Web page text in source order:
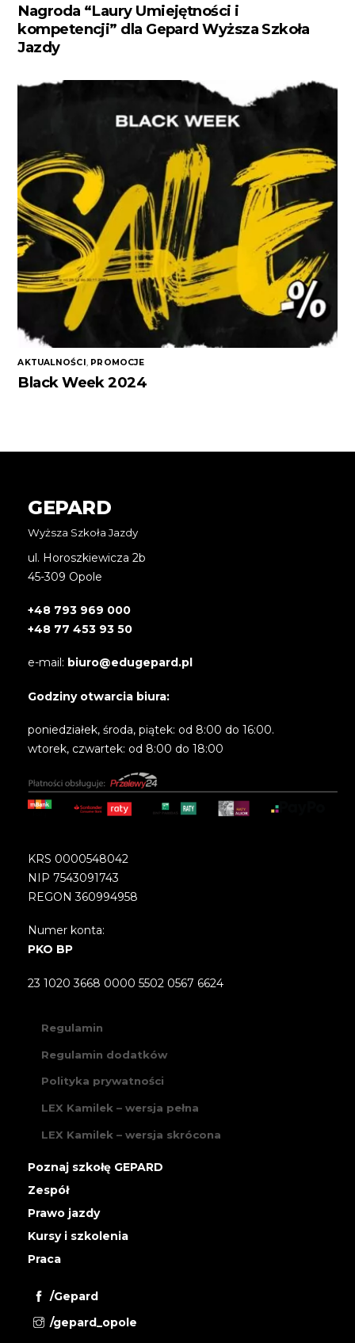
Nagroda “Laury Umiejętności i
kompetencji” dla Gepard Wyższa Szkoła
Jazdy
AKTUALNOŚCI, PROMOCJE
Black Week 2024
GEPARD
Wyższa Szkoła Jazdy
ul. Horoszkiewicza 2b
45-309 Opole
+48 793 969 000
+48 77 453 93 50
e-mail: biuro@edugepard.pl
Godziny otwarcia biura:
poniedziałek, środa, piątek: od 8:00 do 16:00.
wtorek, czwartek: od 8:00 do 18:00
KRS 0000548042
NIP 7543091743
REGON 360994958
Numer konta:
PKO BP
23 1020 3668 0000 5502 0567 6624
Regulamin
Regulamin dodatków
Polityka prywatności
LEX Kamilek – wersja pełna
LEX Kamilek – wersja skrócona
Poznaj szkołę GEPARD
Zespół
Prawo jazdy
Kursy i szkolenia
Praca
/Gepard
/gepard_opole